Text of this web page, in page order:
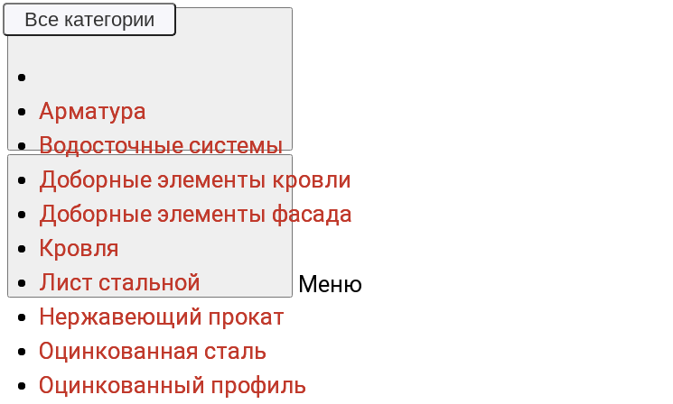
Меню
Все категории
Арматура
Водосточные системы
Доборные элементы кровли
Доборные элементы фасада
Кровля
Лист стальной
Нержавеющий прокат
Оцинкованная сталь
Оцинкованный профиль
Все категории
Арматура
Водосточные системы
Доборные элементы кровли
Доборные элементы фасада
Кровля
Лист стальной
Нержавеющий прокат
Оцинкованная сталь
Оцинкованный профиль